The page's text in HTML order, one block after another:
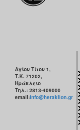
Αγίου Τίτου 1,
Τ.Κ. 71202,
Ηράκλειο
Τηλ.: 2813-409000
email:info@heraklion.gr